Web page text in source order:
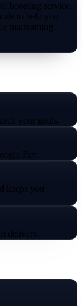
boosting service.
to help you
maintaining
your goals.
Pay.
keeps you
delivery.